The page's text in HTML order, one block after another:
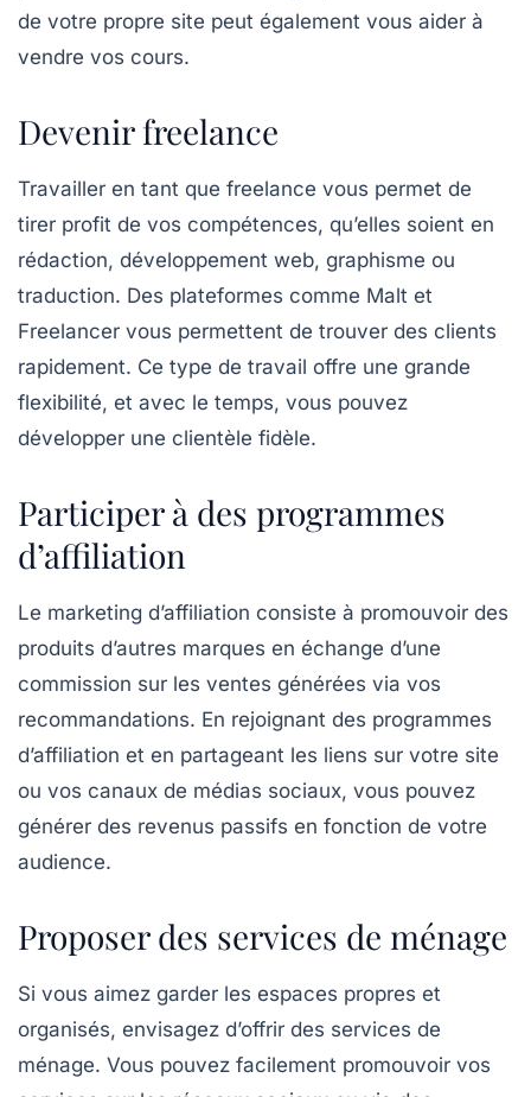
de votre propre site peut également vous aider à
vendre vos cours.
Devenir freelance
Travailler en tant que freelance vous permet de
tirer profit de vos compétences, qu’elles soient en
rédaction, développement web, graphisme ou
traduction. Des plateformes comme Malt et
Freelancer vous permettent de trouver des clients
rapidement. Ce type de travail offre une grande
flexibilité, et avec le temps, vous pouvez
développer une clientèle fidèle.
Participer à des programmes
d’affiliation
Le marketing d’affiliation consiste à promouvoir des
produits d’autres marques en échange d’une
commission sur les ventes générées via vos
recommandations. En rejoignant des programmes
d’affiliation et en partageant les liens sur votre site
ou vos canaux de médias sociaux, vous pouvez
générer des revenus passifs en fonction de votre
audience.
Proposer des services de ménage
Si vous aimez garder les espaces propres et
organisés, envisagez d’offrir des services de
ménage. Vous pouvez facilement promouvoir vos